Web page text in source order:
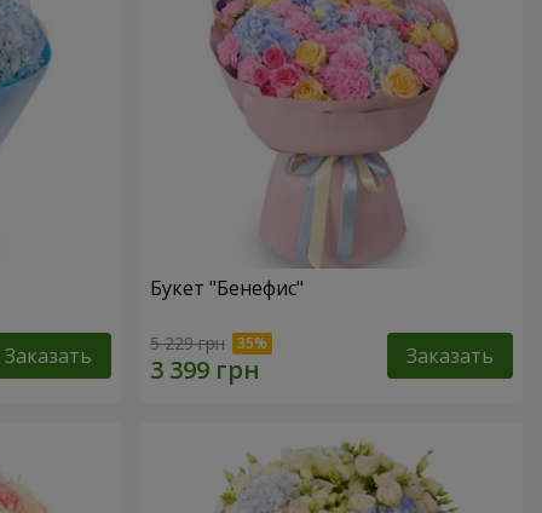
Заказать
Букет "Бенефис"
5 229 грн Заказать